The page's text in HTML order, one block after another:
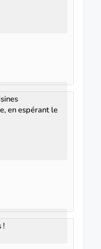
en espérant le
!